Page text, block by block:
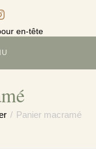
/ Panier macramé